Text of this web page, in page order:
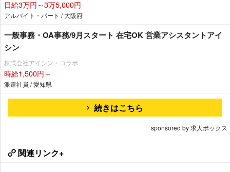
日給3万円～3万5,000円
アルバイト・パート / 大阪府
一般事務・OA事務/9月スタート 在宅OK 営業アシスタントアイ
シン
株式会社アイシン・コラボ
時給1,500円～
派遣社員 / 愛知県
続きはこちら
sponsored by 求人ボックス
関連リンク+